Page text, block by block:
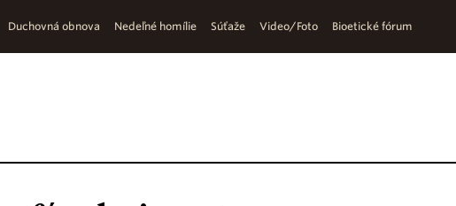
Duchovná obnova Nedeľné homílie Súťaže Video/Foto Bioetické fórum